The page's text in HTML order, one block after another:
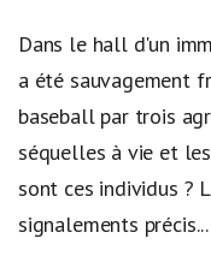
Dans le hall d'un
a été sauvagement
baseball par trois
séquelles à vie et
sont ces individus ?
signalements précis...